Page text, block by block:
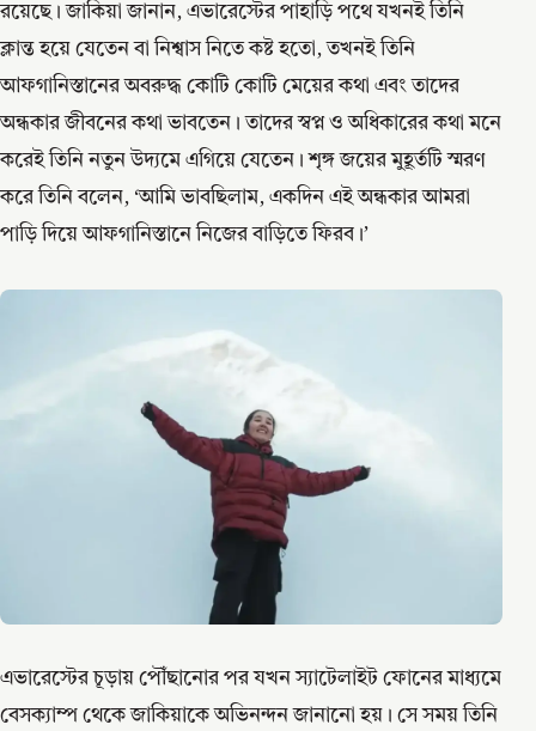
রয়েছে। জাকিয়া জানান, এভারেস্টের পাহাড়ি পথে যখনই তিনি
ক্লান্ত হয়ে যেতেন বা নিশ্বাস নিতে কষ্ট হতো, তখনই তিনি
আফগানিস্তানের অবরুদ্ধ কোটি কোটি মেয়ের কথা এবং তাদের
অন্ধকার জীবনের কথা ভাবতেন। তাদের স্বপ্ন ও অধিকারের কথা মনে
করেই তিনি নতুন উদ্যমে এগিয়ে যেতেন। শৃঙ্গ জয়ের মুহূর্তটি স্মরণ
করে তিনি বলেন, ‘আমি ভাবছিলাম, একদিন এই অন্ধকার আমরা
পাড়ি দিয়ে আফগানিস্তানে নিজের বাড়িতে ফিরব।’
এভারেস্টের চূড়ায় পৌঁছানোর পর যখন স্যাটেলাইট ফোনের মাধ্যমে
বেসক্যাম্প থেকে জাকিয়াকে অভিনন্দন জানানো হয়। সে সময় তিনি